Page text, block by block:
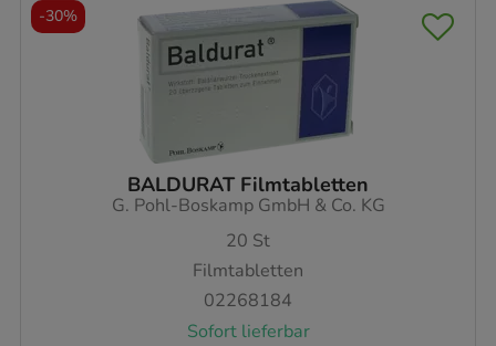
BALDURAT Filmtabletten
G. Pohl-Boskamp GmbH & Co. KG
20 St
Filmtabletten
02268184
Sofort lieferbar
-30%